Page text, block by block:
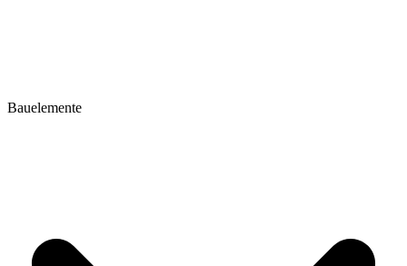
Bauelemente